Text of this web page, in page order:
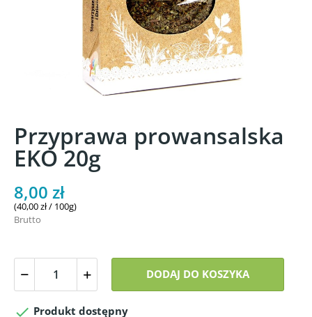
Przyprawa prowansalska
EKO 20g
8,00 zł
(40,00 zł / 100g)
Brutto
DODAJ DO KOSZYKA
 Produkt dostępny